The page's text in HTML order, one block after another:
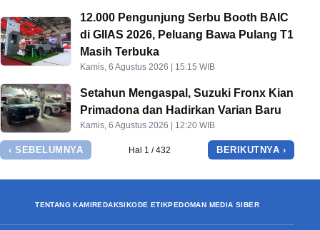
12.000 Pengunjung Serbu Booth BAIC
di GIIAS 2026, Peluang Bawa Pulang T1
Masih Terbuka
Kamis, 6 Agustus 2026 | 15:15 WIB
Setahun Mengaspal, Suzuki Fronx Kian
Primadona dan Hadirkan Varian Baru
Kamis, 6 Agustus 2026 | 12:20 WIB
‹ SEBELUMNYA Hal 1 / 432 BERIKUTNYA ›
TENTANG KAMIREDAKSIKODE ETIKPEDOMAN MEDIA SIBER